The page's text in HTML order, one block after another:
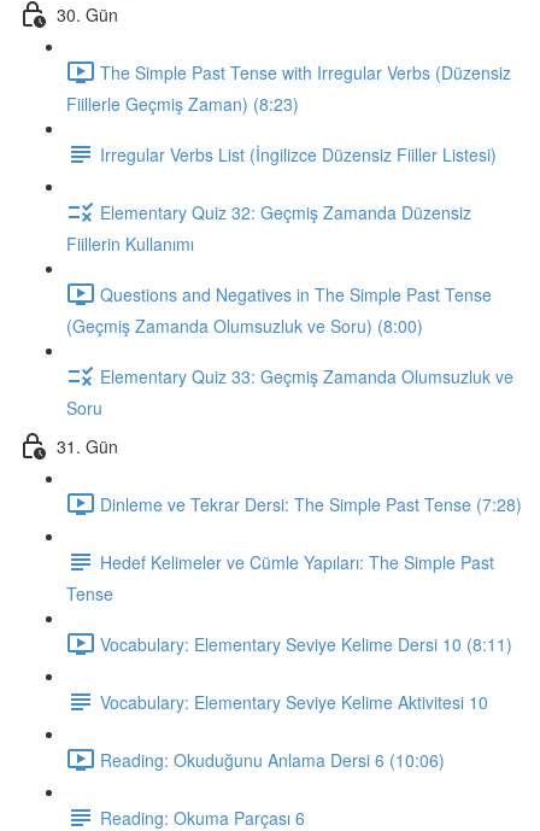
30. Gün
The Simple Past Tense with Irregular Verbs (Düzensiz
Fiillerle Geçmiş Zaman) (8:23)
Irregular Verbs List (İngilizce Düzensiz Fiiller Listesi)
Elementary Quiz 32: Geçmiş Zamanda Düzensiz
Fiillerin Kullanımı
Questions and Negatives in The Simple Past Tense
(Geçmiş Zamanda Olumsuzluk ve Soru) (8:00)
Elementary Quiz 33: Geçmiş Zamanda Olumsuzluk ve
Soru
31. Gün
Dinleme ve Tekrar Dersi: The Simple Past Tense (7:28)
Hedef Kelimeler ve Cümle Yapıları: The Simple Past
Tense
Vocabulary: Elementary Seviye Kelime Dersi 10 (8:11)
Vocabulary: Elementary Seviye Kelime Aktivitesi 10
Reading: Okuduğunu Anlama Dersi 6 (10:06)
Reading: Okuma Parçası 6